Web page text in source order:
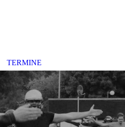
TERMINE